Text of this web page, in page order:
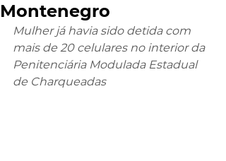
Montenegro
Mulher já havia sido detida com
mais de 20 celulares no interior da
Penitenciária Modulada Estadual
de Charqueadas